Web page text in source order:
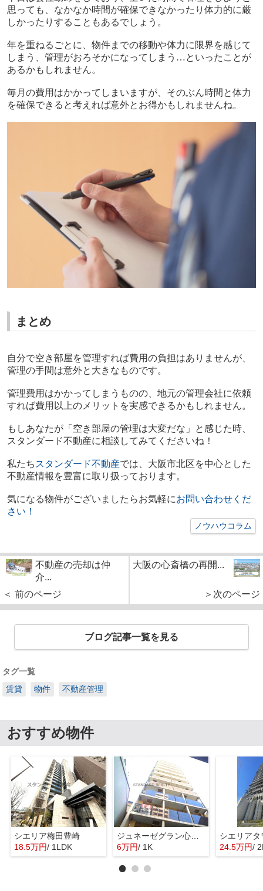
思っても、なかなか時間が確保できなかったり体力的に厳
しかったりすることもあるでしょう。
年を重ねるごとに、物件までの移動や体力に限界を感じて
しまう、管理がおろそかになってしまう…といったことが
あるかもしれません。
毎月の費用はかかってしまいますが、そのぶん時間と体力
を確保できると考えれば意外とお得かもしれませんね。
まとめ
自分で空き部屋を管理すれば費用の負担はありませんが、
管理の手間は意外と大きなものです。
管理費用はかかってしまうものの、地元の管理会社に依頼
すれば費用以上のメリットを実感できるかもしれません。
もしあなたが「空き部屋の管理は大変だな」と感じた時、
スタンダード不動産に相談してみてくださいね！
私たち スタンダード不動産では、大阪市北区を中心とした
不動産情報を豊富に取り扱っております。
気になる物件がございましたらお気軽にお問い合わせく だ
さい ！
ノウハウコラム
不動産の売却は仲
介...
＜ 前のページ
大阪の心斎橋の再開...
＞次のページ
ブログ記事一覧を見る
タグ一覧
賃貸
物件 不動産管理
おすすめ物件
シエリア梅田豊崎
18.5万円/ 1LDK
ジュネーゼグラン心斎橋東
6万円/ 1K 24.5万円/